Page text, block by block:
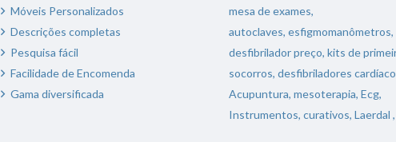
Móveis Personalizados
Descrições completas
Pesquisa fácil
Facilidade de Encomenda
Gama diversificada
mesa de exames,
autoclaves, esfigmomanômetros,
desfibrilador preço, kits de
socorros, desfibriladores
Acupuntura, mesoterapia, Ecg,
Instrumentos, curativos, Laerdal ,